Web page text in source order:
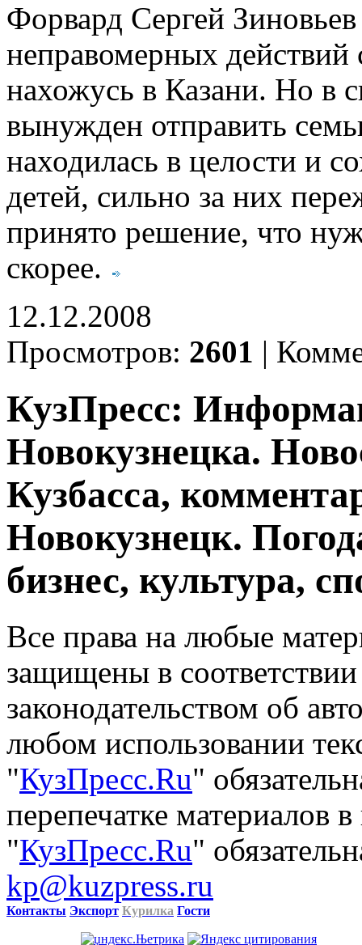
Форвард Сергей Зиновьев
неправомерных
нахожусь в Казани. Но в
вынужден отправить
находилась в целости и
детей, сильно за них
принято решение, что
скорее.
12.12.2008
Просмотров: 2601 |
КузПресс:
Новокузнецка.
Кузбасса,
Новокузнецк.
бизнес, культура,
Все права на любые
защищены в
законодательством об
любом использовании
"КузПресс.Ru"
перепечатке материалов
"КузПресс.Ru"
kp@kuzpress.ru
Контакты Экспорт Курилка Гости